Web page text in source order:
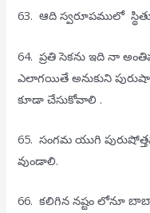
63. ఆది స్వరూపములో
64. ప్రతి సెకను ఇది నా
ఎలాగయితే అనుకుని
కూడా చేసుకోవాలి .
65. సంగమ యుగి
వుండాలి.
66. కలిగిన నష్టం లోనూ